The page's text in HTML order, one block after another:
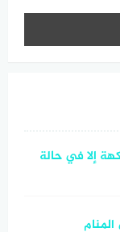
إلا في حالة